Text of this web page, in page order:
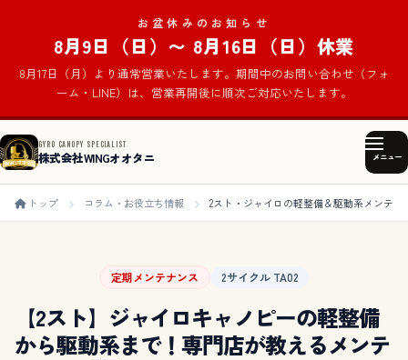
お盆休みのお知らせ
8月9日（日）〜 8月16日（日）休業
8月17日（月）より通常営業いたします。期間中のお問い合わせ（フォ
ーム・LINE）は、営業再開後に順次ご対応いたします。
GYRO CANOPY SPECIALIST
株式会社WINGオオタニ メニュー
トップ コラム・お役立ち情報 2スト・ジャイロの軽整備＆駆動系メンテ
定期メンテナンス 2サイクル TA02
【2スト】ジャイロキャノピーの軽整備
から駆動系まで！専門店が教えるメンテ